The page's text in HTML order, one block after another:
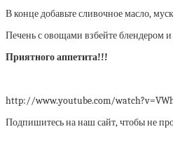
В конце добавьте сливочное масло,
Печень с овощами взбейте блендером и
Приятного аппетита!!!
http://www.youtube.com/
Подпишитесь на наш сайт, чтобы не